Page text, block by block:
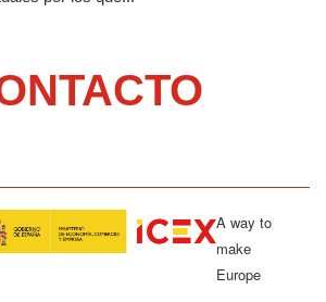
A way to
make
Europe